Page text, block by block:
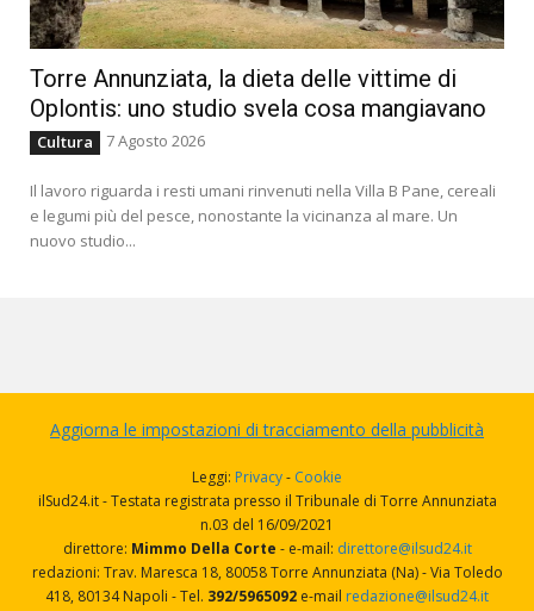
Torre Annunziata, la dieta delle vittime di
Oplontis: uno studio svela cosa mangiavano
Cultura 7 Agosto 2026
Il lavoro riguarda i resti umani rinvenuti nella Villa B Pane, cereali
e legumi più del pesce, nonostante la vicinanza al mare. Un
nuovo studio...
Aggiorna le impostazioni di tracciamento della pubblicità
Leggi: Privacy- Cookie
ilSud24.it - Testata registrata presso il Tribunale di Torre Annunziata
n.03 del 16/09/2021
direttore: Mimmo Della Corte - e-mail: direttore@ilsud24.it
redazioni: Trav. Maresca 18, 80058 Torre Annunziata (Na) - Via Toledo
418, 80134 Napoli - Tel. 392/5965092 e-mail redazione@ilsud24.it